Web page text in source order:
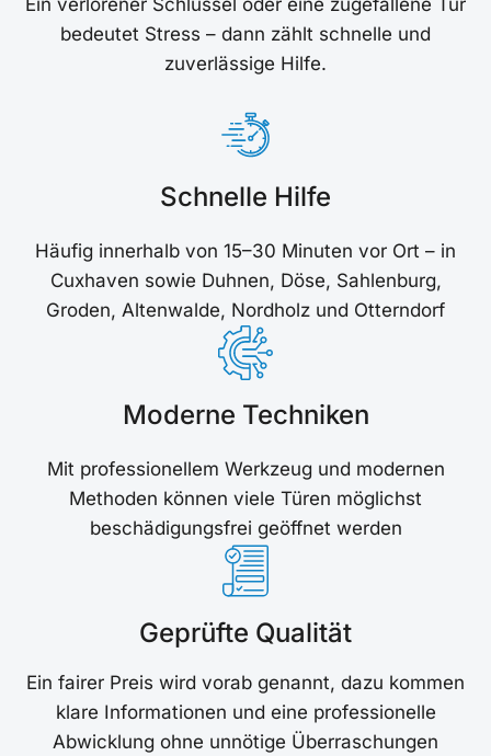
Ein verlorener Schlüssel oder eine zugefallene Tür
bedeutet Stress – dann zählt schnelle und
zuverlässige Hilfe.
Schnelle Hilfe
Häufig innerhalb von 15–30 Minuten vor Ort – in
Cuxhaven sowie Duhnen, Döse, Sahlenburg,
Groden, Altenwalde, Nordholz und Otterndorf
Moderne Techniken
Mit professionellem Werkzeug und modernen
Methoden können viele Türen möglichst
beschädigungsfrei geöffnet werden
Geprüfte Qualität
Ein fairer Preis wird vorab genannt, dazu kommen
klare Informationen und eine professionelle
Abwicklung ohne unnötige Überraschungen